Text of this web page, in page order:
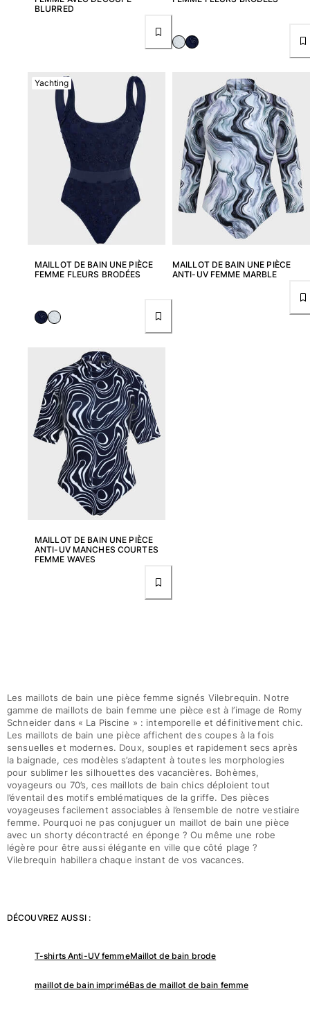
BLURRED
MAILLOT DE BAIN UNE PIÈCE
FEMME FLEURS BRODÉES
Yachting
MAILLOT DE BAIN UNE PIÈCE
ANTI-UV FEMME MARBLE
MAILLOT DE BAIN UNE PIÈCE
ANTI-UV MANCHES COURTES
FEMME WAVES
Les maillots de bain une pièce femme signés Vilebrequin. Notre
gamme de maillots de bain femme une pièce est à l’image de Romy
Schneider dans « La Piscine » : intemporelle et définitivement chic.
Les maillots de bain une pièce affichent des coupes à la fois
sensuelles et modernes. Doux, souples et rapidement secs après
la baignade, ces modèles s’adaptent à toutes les morphologies
pour sublimer les silhouettes des vacancières. Bohèmes,
voyageurs ou 70’s, ces maillots de bain chics déploient tout
l’éventail des motifs emblématiques de la griffe. Des pièces
voyageuses facilement associables à l’ensemble de notre vestiaire
femme. Pourquoi ne pas conjuguer un maillot de bain une pièce
avec un shorty décontracté en éponge ? Ou même une robe
légère pour être aussi élégante en ville que côté plage ?
Vilebrequin habillera chaque instant de vos vacances.
DÉCOUVREZ AUSSI :
T-shirts Anti-UV femmeMaillot de bain brode
maillot de bain impriméBas de maillot de bain femme